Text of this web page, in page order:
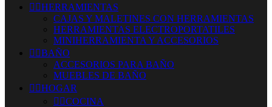
 HERRAMIENTAS
CAJAS Y MALETINES CON HERRAMIENTAS
HERRAMIENTAS ELECTROPORTATILES
MINIHERRAMIENTA Y ACCESORIOS
 BAÑO
ACCESORIOS PARA BAÑO
MUEBLES DE BAÑO
 HOGAR
 COCINA